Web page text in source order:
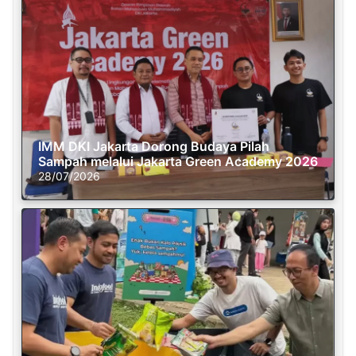
IMM DKI Jakarta Dorong Budaya Pilah
Sampah melalui Jakarta Green Academy 2026
28/07/2026